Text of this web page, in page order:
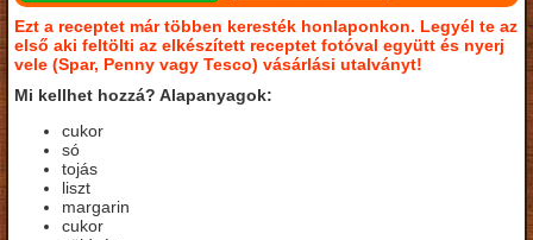
Ezt a receptet már többen keresték honlaponkon. Legyél te az
első aki feltölti az elkészített receptet fotóval együtt és nyerj
vele (Spar, Penny vagy Tesco) vásárlási utalványt!
Mi kellhet hozzá? Alapanyagok:
cukor
só
tojás
liszt
margarin
cukor